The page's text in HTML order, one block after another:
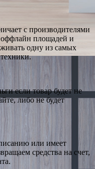
с производителями
площадей и
одну из самых
если товар будет не
либо не будет
или имеет
средства на счет,